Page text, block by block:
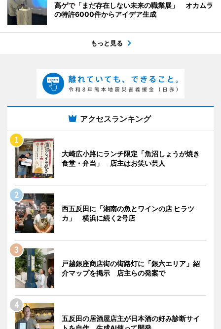
高ゲで「まだ存在しない未来の職業展」 オカムラ
の特許6000件からアイデア生成
もっと見る
アクセスランキング
大崎広小路にランチ限定「魚沼しょうが焼き
食堂・弁当」 店主はお笑い芸人
西五反田に「湘南の魚とワインの店 ヒラツ
カ」 横浜に続く2号店
戸越銀座商店街の街路灯に「銀六エリア」紹
介マップを掲示 店主らの発案で
五反田の居酒屋店主が日本酒の好み診断サイ